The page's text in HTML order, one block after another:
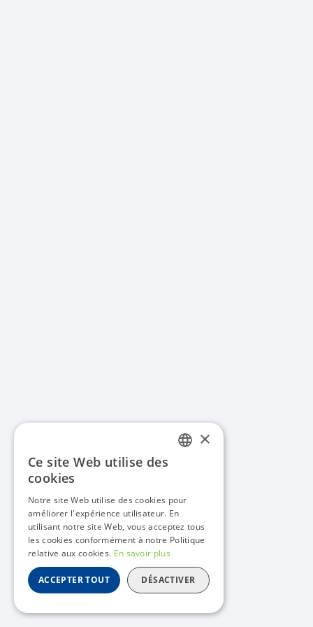
ENGLISH
×
Ce site Web utilise des
cookies
Notre site Web utilise des cookies pour
améliorer l'expérience utilisateur. En
utilisant notre site Web, vous acceptez tous
les cookies conformément à notre Politique
relative aux cookies. En savoir plus
ACCEPTER TOUT DÉSACTIVER